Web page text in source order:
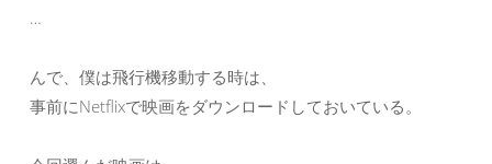
…
んで、僕は飛行機移動する時は、
事前にNetflixで映画をダウンロードしておいている。